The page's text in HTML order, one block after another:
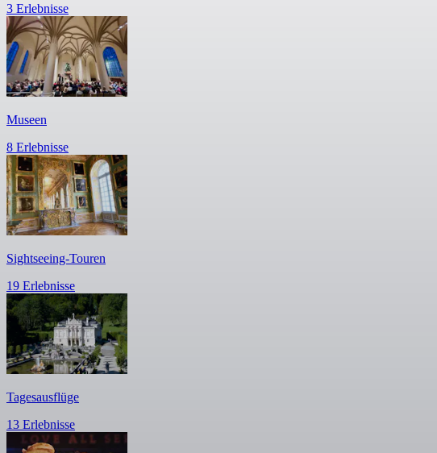
3 Erlebnisse
Museen
8 Erlebnisse
Sightseeing-Touren
19 Erlebnisse
Tagesausflüge
13 Erlebnisse